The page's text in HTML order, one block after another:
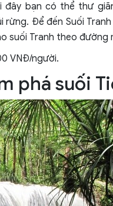
đây bạn có thể thư
Để đến Suối
suối Tranh theo đường
VNĐ/người.
phá suối